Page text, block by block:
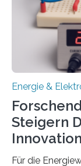
Bayerischen
Mittelpunkt
Energie &
Steigern
Innovation
Für die